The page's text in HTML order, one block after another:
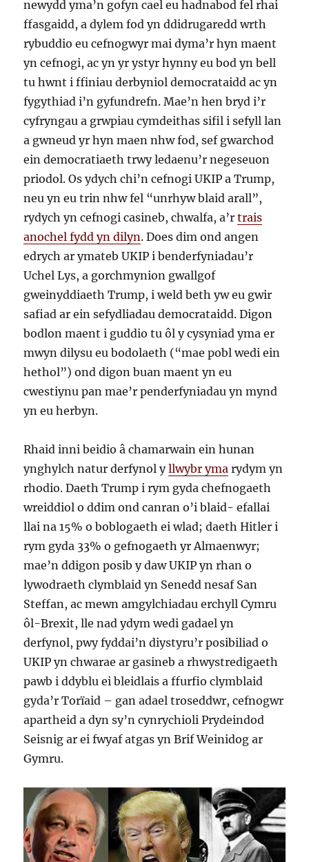
newydd yma’n gofyn cael eu hadnabod fel rhai
ffasgaidd, a dylem fod yn ddidrugaredd wrth
rybuddio eu cefnogwyr mai dyma’r hyn maent
yn cefnogi, ac yn yr ystyr hynny eu bod yn bell
tu hwnt i ffiniau derbyniol democrataidd ac yn
fygythiad i’n gyfundrefn. Mae’n hen bryd i’r
cyfryngau a grwpiau cymdeithas sifil i sefyll lan
a gwneud yr hyn maen nhw fod, sef gwarchod
ein democratiaeth trwy ledaenu’r negeseuon
priodol. Os ydych chi’n cefnogi UKIP a Trump,
neu yn eu trin nhw fel “unrhyw blaid arall”,
rydych yn cefnogi casineb, chwalfa, a’rtrais
anochel fydd yn dilyn. Does dim ond angen
edrych ar ymateb UKIP i benderfyniadau’r
Uchel Lys, a gorchmynion gwallgof
gweinyddiaeth Trump, i weld beth yw eu gwir
safiad ar ein sefydliadau democrataidd. Digon
bodlon maent i guddio tu ôl y cysyniad yma er
mwyn dilysu eu bodolaeth (“mae pobl wedi ein
hethol”) ond digon buan maent yn eu
cwestiynu pan mae’r penderfyniadau yn mynd
yn eu herbyn.
Rhaid inni beidio â chamarwain ein hunan
ynghylch natur derfynol yllwybr yma rydym yn
rhodio. Daeth Trump i rym gyda chefnogaeth
wreiddiol o ddim ond canran o’i blaid- efallai
llai na 15% o boblogaeth ei wlad; daeth Hitler i
rym gyda 33% o gefnogaeth yr Almaenwyr;
mae’n ddigon posib y daw UKIP yn rhan o
lywodraeth clymblaid yn Senedd nesaf San
Steffan, ac mewn amgylchiadau erchyll Cymru
ôl-Brexit, lle nad ydym wedi gadael yn
derfynol, pwy fyddai’n diystyru’r posibiliad o
UKIP yn chwarae ar gasineb a rhwystredigaeth
pawb i ddyblu ei bleidlais a ffurfio clymblaid
gyda’r Torïaid – gan adael troseddwr, cefnogwr
apartheid a dyn sy’n cynrychioli Prydeindod
Seisnig ar ei fwyaf atgas yn Brif Weinidog ar
Gymru.